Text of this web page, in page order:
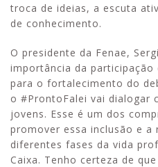
troca de ideias, a escuta
de conhecimento.
O presidente da Fenae,
importância da
para o fortalecimento do
o #ProntoFalei vai dialogar
jovens. Esse é um dos
promover essa inclusão e a
diferentes fases da vida
Caixa. Tenho certeza de